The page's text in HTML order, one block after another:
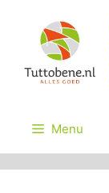
inhoud
Menu